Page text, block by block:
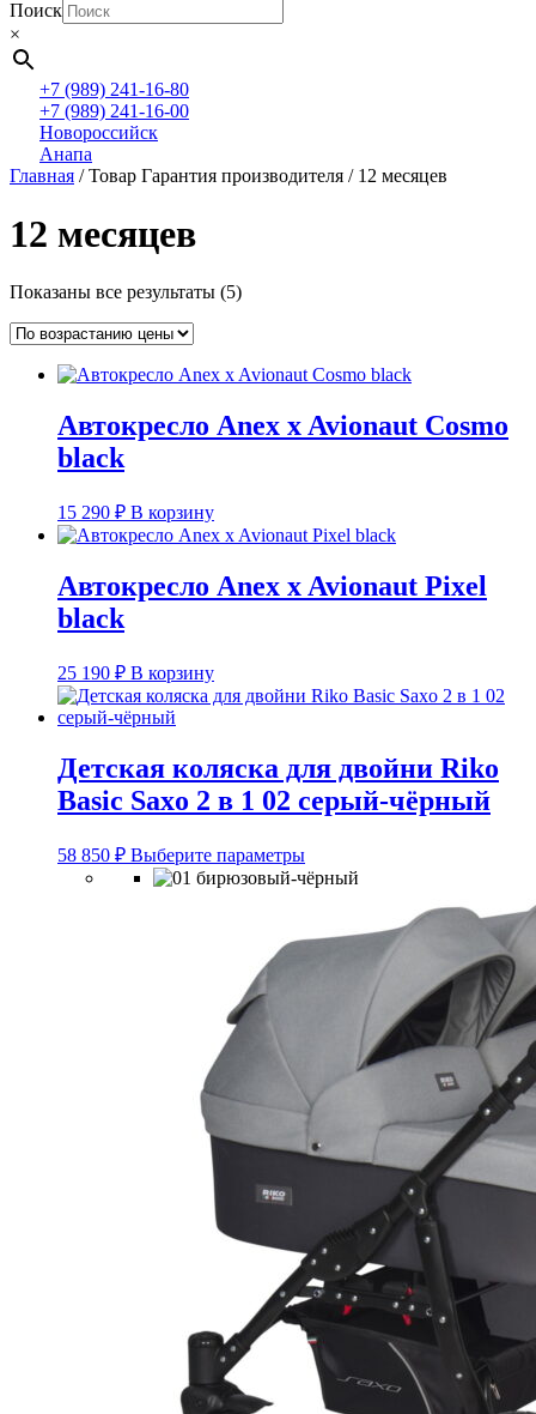
Поиск
×
+7 (989) 241-16-80
+7 (989) 241-16-00
Новороссийск
Анапа
Главная / Товар Гарантия производителя / 12 месяцев
12 месяцев
Показаны все результаты (5)Цены:
Автокресло Anex x Avionaut Cosmo
black
15 290 ₽ В корзину
Автокресло Anex x Avionaut Pixel
black
25 190 ₽ В корзину
Детская коляска для двойни Riko
Basic Saxo 2 в 1 02 серый-чёрный
58 850 ₽ Выберите параметрыЭтот
товар
имеет
вариаций.
выбрать
странице
товара.